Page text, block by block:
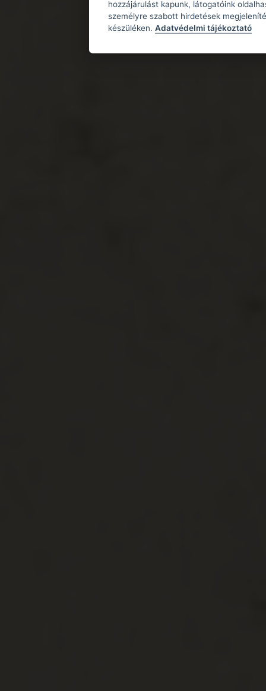
hozzájárulást kapunk, látogatóink
személyre szabott hirdetések
készüléken. Adatvédelmi tájékoztató